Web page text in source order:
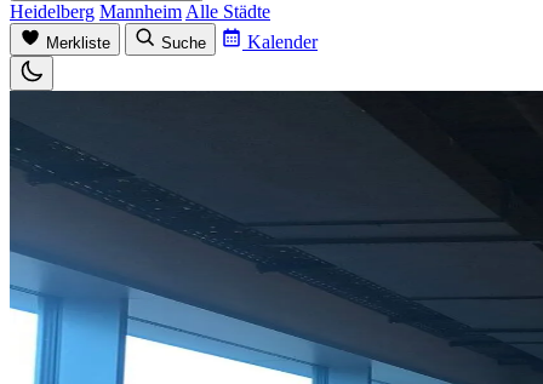
Heidelberg Mannheim Alle Städte
Merkliste Suche Kalender